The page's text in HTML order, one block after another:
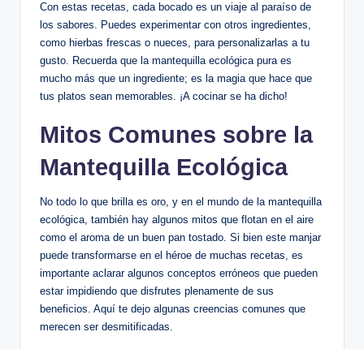
Con estas recetas, cada bocado es un viaje al paraíso de
los sabores. Puedes experimentar con otros ingredientes,
como hierbas frescas o nueces, para personalizarlas a tu
gusto. Recuerda que la mantequilla ecológica pura es
mucho más que un ingrediente; es la magia que hace que
tus platos sean memorables. ¡A cocinar se ha dicho!
Mitos Comunes sobre la
Mantequilla Ecológica
No todo lo que brilla es oro, y en el mundo de la mantequilla
ecológica, también hay algunos mitos que flotan en el aire
como el aroma de un buen pan tostado. Si bien este manjar
puede transformarse en el héroe de muchas recetas, es
importante aclarar algunos conceptos erróneos que pueden
estar impidiendo que disfrutes plenamente de sus
beneficios. Aquí te dejo algunas creencias comunes que
merecen ser desmitificadas.